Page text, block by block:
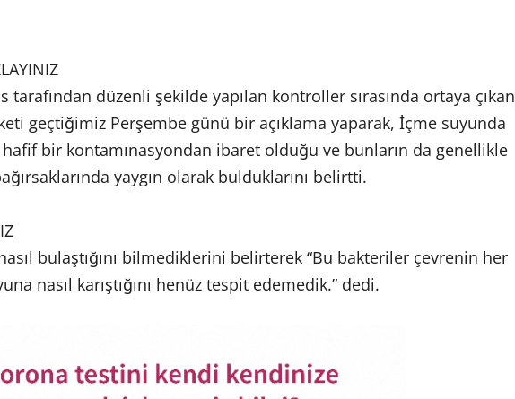
tarafından düzenli şekilde yapılan kontroller sırasında ortaya çıkan
geçtiğimiz Perşembe günü bir açıklama yaparak, İçme suyunda
bir kontamınasyondan ibaret olduğu ve bunların da genellikle
yaygın olarak bulduklarını belirtti.
bulaştığını bilmediklerini belirterek “Bu bakteriler çevrenin her
nasıl karıştığını henüz tespit edemedik.” dedi.